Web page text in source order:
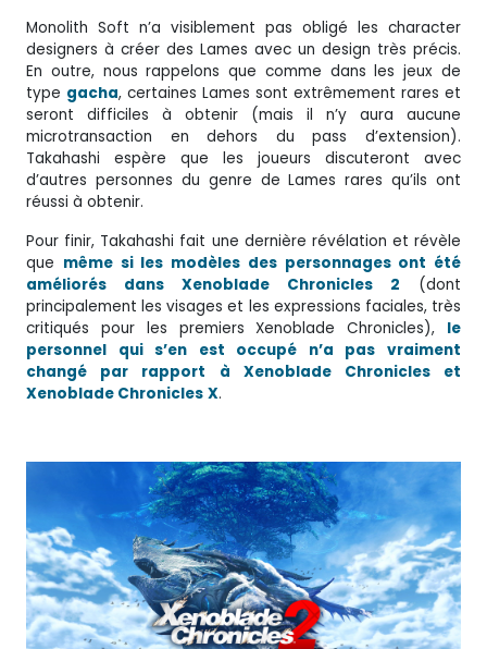
Monolith Soft n’a visiblement pas obligé les character
designers à créer des Lames avec un design très précis.
En outre, nous rappelons que comme dans les jeux de
type gacha, certaines Lames sont extrêmement rares et
seront difficiles à obtenir (mais il n’y aura aucune
microtransaction en dehors du pass d’extension).
Takahashi espère que les joueurs discuteront avec
d’autres personnes du genre de Lames rares qu’ils ont
réussi à obtenir.
Pour finir, Takahashi fait une dernière révélation et révèle
que même si les modèles des personnages ont été
améliorés dans Xenoblade Chronicles 2 (dont
principalement les visages et les expressions faciales, très
critiqués pour les premiers Xenoblade Chronicles), le
personnel qui s’en est occupé n’a pas vraiment
changé par rapport à Xenoblade Chronicles et
Xenoblade Chronicles X.